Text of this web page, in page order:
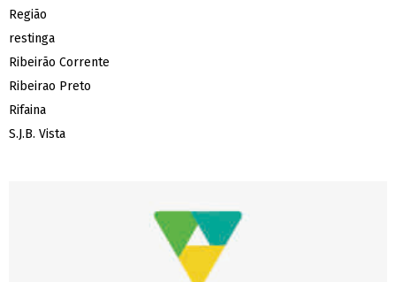
Região
restinga
Ribeirão Corrente
Ribeirao Preto
Rifaina
S.J.B. Vista